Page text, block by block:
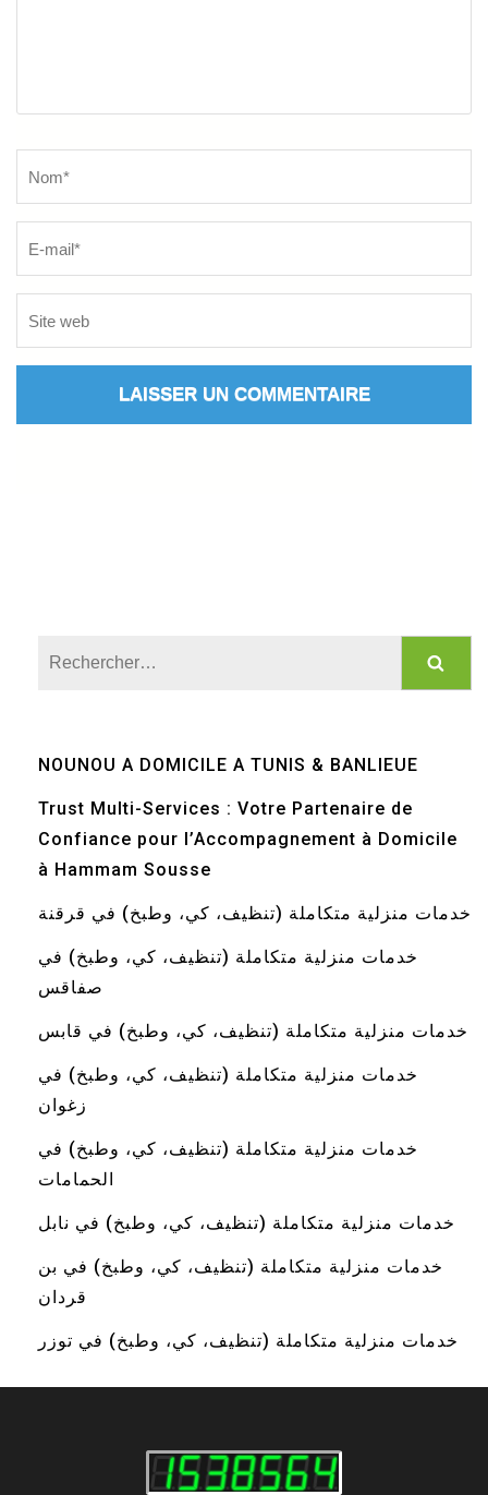
NOUNOU A DOMICILE A TUNIS & BANLIEUE
Trust Multi-Services : Votre Partenaire de
Confiance pour l’Accompagnement à Domicile
à Hammam Sousse
خدمات منزلية متكاملة (تنظيف، كي، وطبخ) في قرقنة
خدمات منزلية متكاملة (تنظيف، كي، وطبخ) في
صفاقس
خدمات منزلية متكاملة (تنظيف، كي، وطبخ) في قابس
خدمات منزلية متكاملة (تنظيف، كي، وطبخ) في
زغوان
خدمات منزلية متكاملة (تنظيف، كي، وطبخ) في
الحمامات
خدمات منزلية متكاملة (تنظيف، كي، وطبخ) في نابل
خدمات منزلية متكاملة (تنظيف، كي، وطبخ) في بن
قردان
خدمات منزلية متكاملة (تنظيف، كي، وطبخ) في توزر